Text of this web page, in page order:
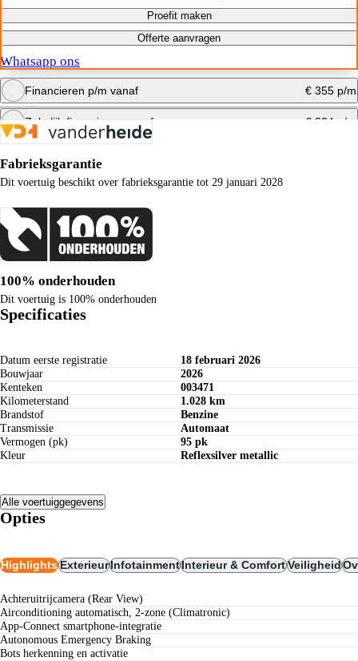
Proefit maken
Offerte aanvragen
Whatsapp ons
Financieren p/m vanaf € 355 p/m
Bereken maandbedrag
Zakelijk financieren vanaf € 334 p/m
Fabrieksgarantie
Dit voertuig beschikt over fabrieksgarantie tot 29 januari 2028
100% onderhouden
Dit voertuig is 100% onderhouden
Specificaties
Datum eerste registratie
18 februari 2026
Bouwjaar
2026
Kenteken
003471
Kilometerstand
1.028 km
Brandstof
Benzine
Transmissie
Automaat
Vermogen (pk)
95 pk
Kleur
Reflexsilver metallic
Alle voertuiggegevens
Opties
HighlightsExterieurInfotainmentInterieur & ComfortVeiligheid
Achteruitrijcamera (Rear View)
Airconditioning automatisch, 2-zone (Climatronic)
App-Connect smartphone-integratie
Autonomous Emergency Braking
bots herkenning en activatie